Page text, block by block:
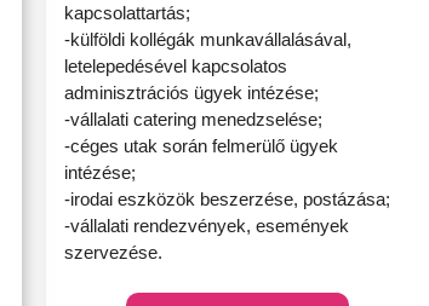
kapcsolattartás;
-külföldi kollégák munkavállalásával,
letelepedésével kapcsolatos
adminisztrációs ügyek intézése;
-vállalati catering menedzselése;
-céges utak során felmerülő ügyek
intézése;
-irodai eszközök beszerzése, postázása;
-vállalati rendezvények, események
szervezése.